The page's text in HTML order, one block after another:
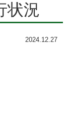
状況
2024.12.27